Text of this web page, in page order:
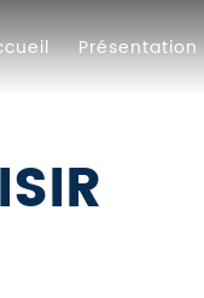
Présentation